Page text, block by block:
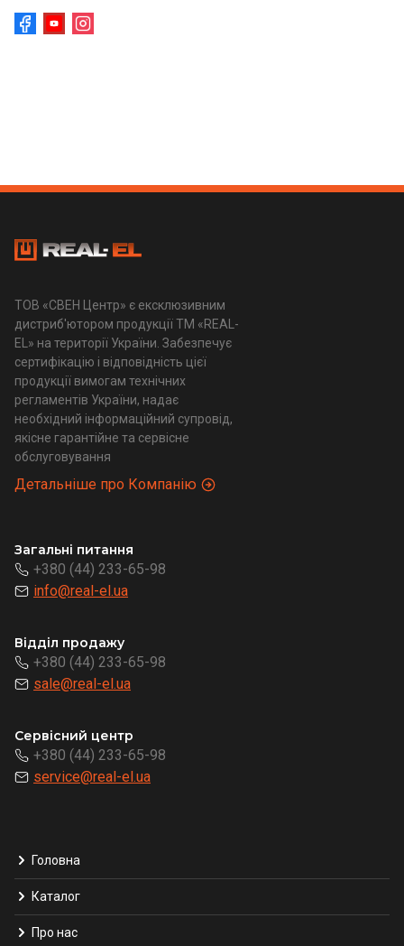
ТОВ «СВЕН Центр» є ексклюзивним
дистриб'ютором продукції ТМ «REAL-
EL» на території України. Забезпечує
сертифікацію і відповідність цієї
продукції вимогам технічних
регламентів України, надає
необхідний інформаційний супровід,
якісне гарантійне та сервісне
обслуговування
Детальніше про Компанію
Загальні питання
+380 (44) 233-65-98
info@real-el.ua
Відділ продажу
+380 (44) 233-65-98
sale@real-el.ua
Сервісний центр
+380 (44) 233-65-98
service@real-el.ua
Головна
Каталог
Про нас